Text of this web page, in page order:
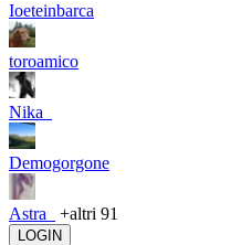
Ioeteinbarca
toroamico
Nika_
Demogorgone
Astra_ +altri 91
LOGIN